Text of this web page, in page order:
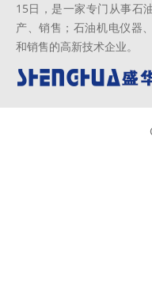
15日，是一家专门从事石
产、销售；石油机电仪器
和销售的高新技术企业。